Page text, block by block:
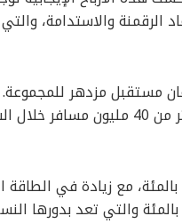
الرقمنة والاستدامة،
مزدهر للمجموعة.
وذلك نتيجة زيادة إشغال المقاعد بنسبة بلغت 83